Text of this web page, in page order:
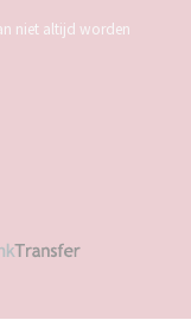
niet altijd worden